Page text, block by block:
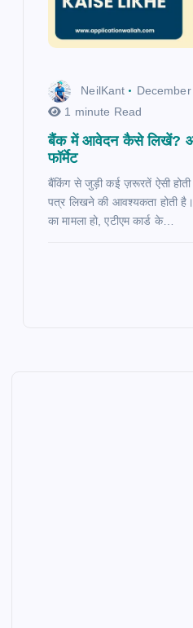
NeilKant
1 minute Read
बैंक में आवेदन कैसे लिखें?
फॉर्मेट
बैंकिंग से जुड़ी कई ज़रूरतें ऐसी
पत्र लिखने की आवश्यकता होती
का मामला हो, एटीएम कार्ड के…